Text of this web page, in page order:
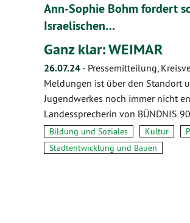
Ann-Sophie Bohm fordert
Israelischen…
Ganz klar: WEIMAR
26.07.24 - Pressemitteilung,
Meldungen ist über den Standort
Jugendwerkes noch immer nicht
Landessprecherin von BÜNDNIS
Bildung und Soziales Kultur
Stadtentwicklung und Bauen